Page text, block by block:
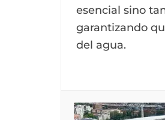
esencial sino
garantizando
del agua.